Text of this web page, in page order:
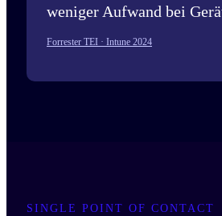
weniger Aufwand bei
Forrester TEI · Intune 2024
SINGLE POINT OF CONTACT